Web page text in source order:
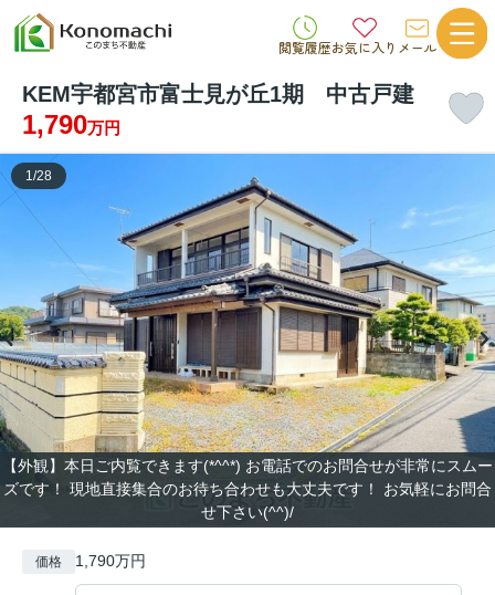
閲覧履歴お気に入り メール
KEM宇都宮市富士見が丘1期 中古戸建
1,790万円
【外観】本日ご内覧できます(*^^*) お電話でのお問合せが非常にスムー
ズです！ 現地直接集合のお待ち合わせも大丈夫です！ お気軽にお問合
せ下さい(^^)/
1 /28
価格 1,790万円